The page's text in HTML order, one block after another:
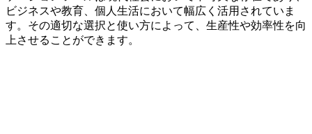
ビジネスや教育、個人生活において幅広く活用されていま
す。その適切な選択と使い方によって、生産性や効率性を向
上させることができます。